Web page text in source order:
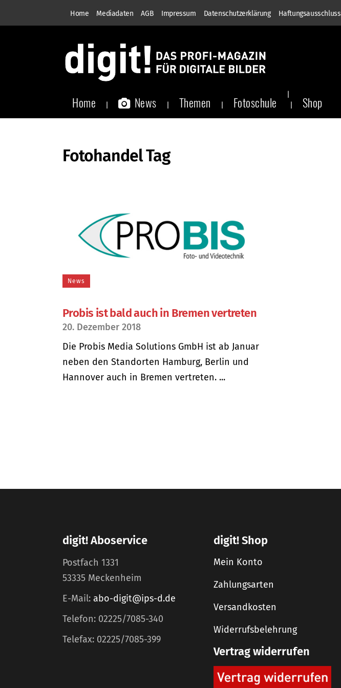
Home Mediadaten AGB Impressum Datenschutzerklärung Haftungsausschluss
Home News Themen Fotoschule Shop
Fotohandel Tag
News
Probis ist bald auch in Bremen vertreten
20. Dezember 2018
Die Probis Media Solutions GmbH ist ab Januar
neben den Standorten Hamburg, Berlin und
Hannover auch in Bremen vertreten. ...
digit! Aboservice
Postfach 1331
53335 Meckenheim
E-Mail: abo-digit@ips-d.de
Telefon: 02225/7085-340
Telefax: 02225/7085-399
digit! Shop
Mein Konto
Zahlungsarten
Versandkosten
Widerrufsbelehrung
Vertrag widerrufen